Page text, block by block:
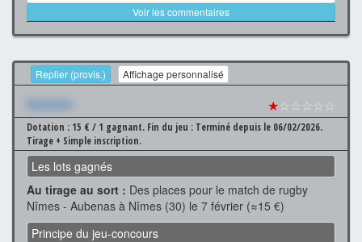
Voir les commentaires
Replier (provis.) Affichage personnalisé
Xxxxxxx ★☆☆☆☆☆
Dotation : 15 € / 1 gagnant. Fin du jeu : Terminé depuis le 06/02/2026.
Tirage + Simple inscription.
Les lots gagnés
Au tirage au sort : Des places pour le match de rugby
Nîmes - Aubenas à Nîmes (30) le 7 février (≈15 €)
Principe du jeu-concours